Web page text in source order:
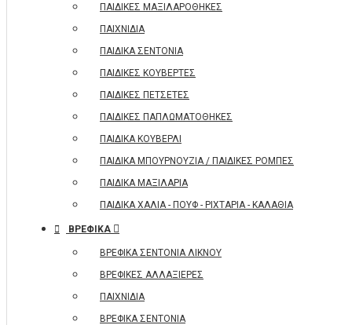
ΠΑΙΔΙΚΕΣ ΜΑΞΙΛΑΡΟΘΗΚΕΣ
ΠΑΙΧΝΙΔΙΑ
ΠΑΙΔΙΚΑ ΣΕΝΤΟΝΙΑ
ΠΑΙΔΙΚΕΣ ΚΟΥΒΕΡΤΕΣ
ΠΑΙΔΙΚΕΣ ΠΕΤΣΕΤΕΣ
ΠΑΙΔΙΚΕΣ ΠΑΠΛΩΜΑΤΟΘΗΚΕΣ
ΠΑΙΔΙΚΑ ΚΟΥΒΕΡΛΙ
ΠΑΙΔΙΚΑ ΜΠΟΥΡΝΟΥΖΙΑ / ΠΑΙΔΙΚΕΣ ΡΟΜΠΕΣ
ΠΑΙΔΙΚΑ ΜΑΞΙΛΑΡΙΑ
ΠΑΙΔΙΚΑ ΧΑΛΙΑ - ΠΟΥΦ - ΡΙΧΤΑΡΙΑ - ΚΑΛΑΘΙΑ
ΒΡΕΦΙΚΑ
ΒΡΕΦΙΚΑ ΣΕΝΤΟΝΙΑ ΛΙΚΝΟΥ
ΒΡΕΦΙΚΕΣ ΑΛΛΑΞΙΕΡΕΣ
ΠΑΙΧΝΙΔΙΑ
ΒΡΕΦΙΚΑ ΣΕΝΤΟΝΙΑ